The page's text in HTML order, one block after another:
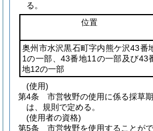
る。
位置
奥州市水沢黒石町字内熊ケ沢43番
1の一部、43番地11の一部及び43
地12の一部
(使用)
第4条
市営牧野の使用に係る採草
は、規則で定める。
(使用者の資格)
第5条
市営牧野を使用することがで